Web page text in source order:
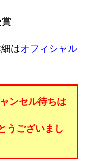
はオフィシャル
ンセル待ちは
うございまし